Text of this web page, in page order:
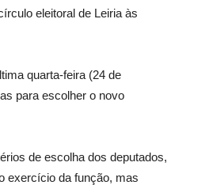
eleitoral de Leiria às
quarta-feira (24 de
para escolher o novo
de escolha dos deputados,
exercício da função, mas